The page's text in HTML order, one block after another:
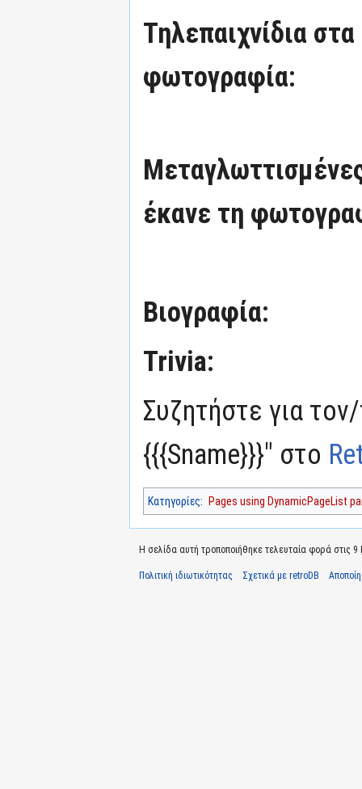
Τηλεπαιχνίδια
φωτογραφία:
έκανε τη
Βιογραφία:
Trivia:
Συζητήστε για
{{{Sname}}}" στο
Κατηγορίες: Pages using DynamicPageList
Η σελίδα αυτή τροποποιήθηκε τελευταία φορά στις 9
Πολιτική ιδιωτικότητας Σχετικά με retroDB